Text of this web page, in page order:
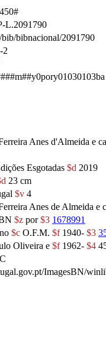
L.2091790
bibnacional/2091790
2
Anes d'Almeida e
Esgotadas $d 2019
23 cm
$v 4
Anes de Almeida e
$z por$3 1678991
$c O.F.M. $f1940- $3
Oliveira e $f1962- $4
ImagesBN/